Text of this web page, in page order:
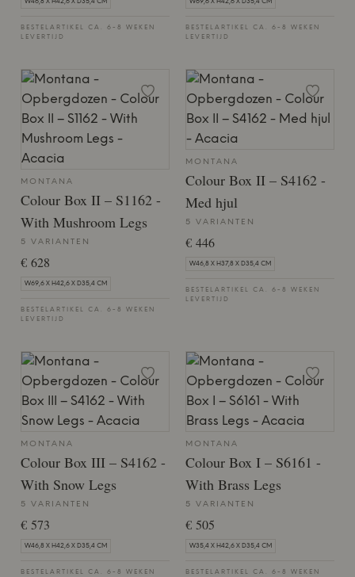
W46,8 X H42,6 X D35,4 CM
BESTELARTIKEL CA. 6-8 WEKEN
LEVERTIJD
W69,6 X H42,6 X D35,4 CM
BESTELARTIKEL CA. 6-8 WEKEN
LEVERTIJD
MONTANA
Colour Box II – S1162 -
With Mushroom Legs
5 VARIANTEN
€ 628
W69,6 X H42,6 X D35,4 CM
BESTELARTIKEL CA. 6-8 WEKEN
LEVERTIJD
MONTANA
Colour Box II – S4162 -
Med hjul
5 VARIANTEN
€ 446
W46,8 X H37,8 X D35,4 CM
BESTELARTIKEL CA. 6-8 WEKEN
LEVERTIJD
MONTANA
Colour Box III – S4162 -
With Snow Legs
5 VARIANTEN
€ 573
W46,8 X H42,6 X D35,4 CM
BESTELARTIKEL CA. 6-8 WEKEN
MONTANA
Colour Box I – S6161 -
With Brass Legs
5 VARIANTEN
€ 505
W35,4 X H42,6 X D35,4 CM
BESTELARTIKEL CA. 6-8 WEKEN